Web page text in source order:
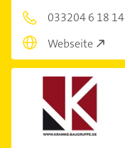
033204 6 18 14
Webseite